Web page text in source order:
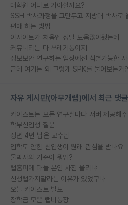
대학원 어디로 가야할까요?
편애 하는 방법
이사이트가 처음엔 정말 도움많이됐는데
커뮤니티는 다 쓰레기통이지
근데 여기는 왜 그렇게 SPK를 물어보는거
자유 게시판(아무개랩)에서 최근 댓
카이스트는 모든 연구실마다 서버 제공해
학부신입생 질문
정년 4년 남은 교수님
입학도 안한 신입생이 원래 관심을 받나요
물박사의 기준이 뭐임?
랩홈피에 다들 본인 사진 올리냐
신생랩가지말라는 이유가 있었구나
오늘 카이스트 발표
장학금 모은 랩비통장